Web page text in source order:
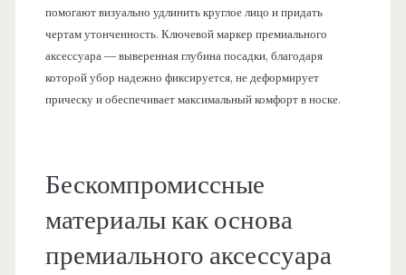
помогают визуально удлинить круглое лицо и придать
чертам утонченность. Ключевой маркер премиального
аксессуара — выверенная глубина посадки, благодаря
которой убор надежно фиксируется, не деформирует
прическу и обеспечивает максимальный комфорт в носке.
Бескомпромиссные
материалы как основа
премиального аксессуара